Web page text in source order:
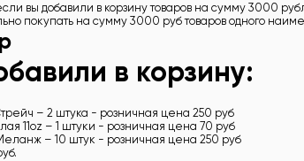
вы добавили в корзину товаров на сумму 3000
покупать на сумму 3000 руб товаров одного
в корзину:
– 2 штука - розничная цена 250 руб
11oz – 1 штуки - розничная цена 70 руб
– 10 штук - розничная цена 250 руб